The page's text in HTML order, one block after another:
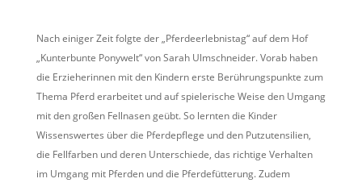
Nach einiger Zeit folgte der „Pferdeerlebnistag“ auf dem Hof
„Kunterbunte Ponywelt“ von Sarah Ulmschneider. Vorab haben
die Erzieherinnen mit den Kindern erste Berührungspunkte zum
Thema Pferd erarbeitet und auf spielerische Weise den Umgang
mit den großen Fellnasen geübt. So lernten die Kinder
Wissenswertes über die Pferdepflege und den Putzutensilien,
die Fellfarben und deren Unterschiede, das richtige Verhalten
im Umgang mit Pferden und die Pferdefütterung. Zudem